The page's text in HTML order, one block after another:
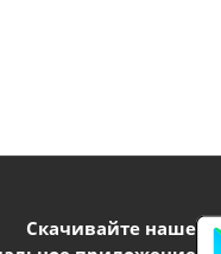
Скачивайте наше